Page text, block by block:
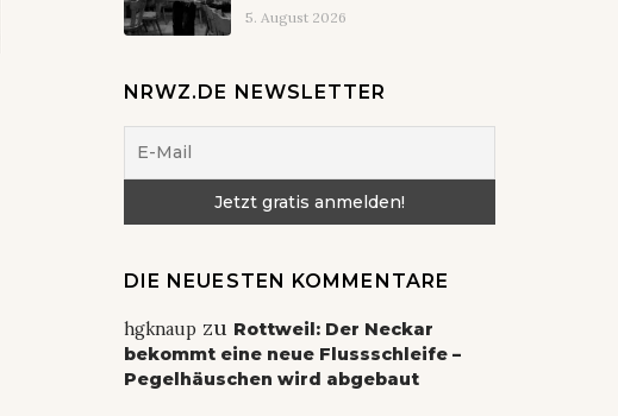
5. August 2026
NRWZ.DE NEWSLETTER
DIE NEUESTEN KOMMENTARE
hgknaupzu Rottweil: Der Neckar
bekommt eine neue Flussschleife –
Pegelhäuschen wird abgebaut